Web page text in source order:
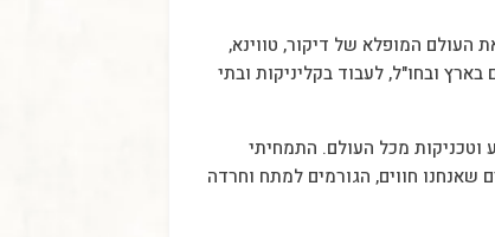
אז גם התחלתי לגלות את העולם המופלא של דיקור, טווינא,
מאז לא הפסקתי ללמוד מטובי המורים בארץ ובחו"ל, לעבוד בקליניקות ובתי
וטכניקות מכל העולם. התמחיתי
שאנחנו חווים, הגורמים למתח וחרדה